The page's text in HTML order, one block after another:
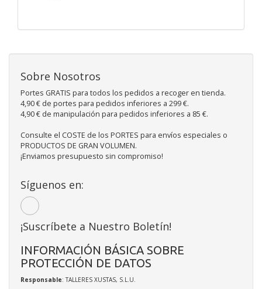
Sobre Nosotros
Portes GRATIS para todos los pedidos a recoger en tienda.
4,90 € de portes para pedidos inferiores a 299 €.
4,90 € de manipulación para pedidos inferiores a 85 €.
Consulte el COSTE de los PORTES para envíos especiales o
PRODUCTOS DE GRAN VOLUMEN.
¡Enviamos presupuesto sin compromiso!
Síguenos en:
¡Suscríbete a Nuestro Boletín!
INFORMACIÓN BÁSICA SOBRE
PROTECCIÓN DE DATOS
Responsable: TALLERES XUSTAS, S.L.U.